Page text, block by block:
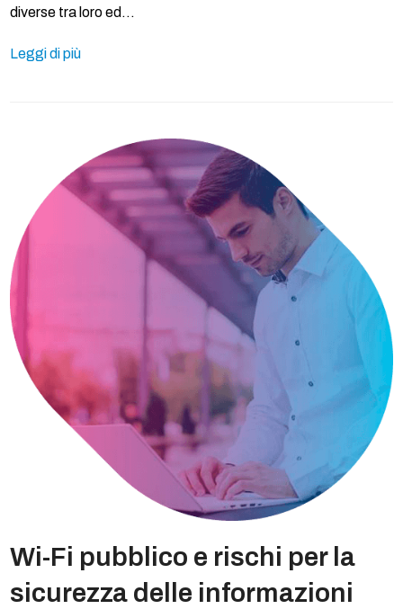
diverse tra loro ed…
Leggi di più
Wi-Fi pubblico e rischi per la
sicurezza delle informazioni